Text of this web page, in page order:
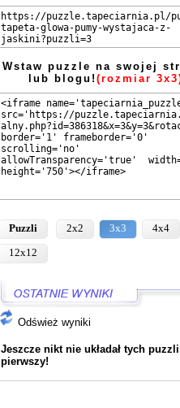
Wstaw puzzle na swojej
lub blogu! (rozmiar
Puzzli 2x2 3x3
4x4
12x12
Odśwież wyniki
Jeszcze nikt nie układał tych
pierwszy!